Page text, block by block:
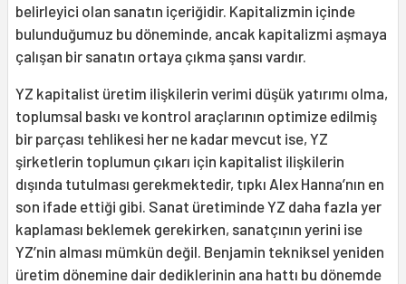
belirleyici olan sanatın içeriğidir. Kapitalizmin içinde
bulunduğumuz bu döneminde, ancak kapitalizmi aşmaya
çalışan bir sanatın ortaya çıkma şansı vardır.
YZ kapitalist üretim ilişkilerin verimi düşük yatırımı olma,
toplumsal baskı ve kontrol araçlarının optimize edilmiş
bir parçası tehlikesi her ne kadar mevcut ise, YZ
şirketlerin toplumun çıkarı için kapitalist ilişkilerin
dışında tutulması gerekmektedir, tıpkı Alex Hanna’nın en
son ifade ettiği gibi. Sanat üretiminde YZ daha fazla yer
kaplaması beklemek gerekirken, sanatçının yerini ise
YZ’nin alması mümkün değil. Benjamin tekniksel yeniden
üretim dönemine dair dediklerinin ana hattı bu dönemde